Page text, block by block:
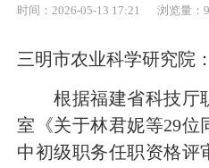
时间：2026-05-13 17:21
浏览量：
三明市农业科学研究院：
根据福建省科技厅
室《关于林君妮等29位
中初级职务任职资格评